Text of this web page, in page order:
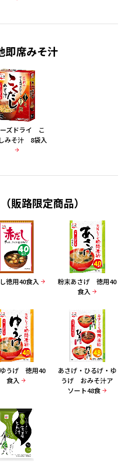
即席みそ汁
ズドライ こ
みそ汁 8袋入
販路限定商品）
徳用40食入
粉末あさげ 徳用40
食入
うげ 徳用40
食入
あさげ・ひるげ・ゆ
うげ おみそ汁ア
ソート48食